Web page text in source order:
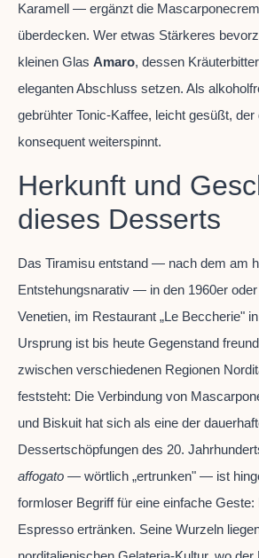
Karamell — ergänzt die
überdecken. Wer etwas Stärkeres
kleinen Glas Amaro, dessen
eleganten Abschluss setzen. Als
gebrühter Tonic-Kaffee, leicht gesüßt,
konsequent weiterspinnt.
Herkunft und
dieses Desserts
Das Tiramisu entstand — nach dem am
Entstehungsnarativ — in den 1960er
Venetien, im Restaurant „Le Beccherie"
Ursprung ist bis heute Gegenstand
zwischen verschiedenen Regionen
feststeht: Die Verbindung von
und Biskuit hat sich als eine der
Dessertschöpfungen des 20.
affogato — wörtlich „ertrunken" — ist
formloser Begriff für eine einfache Geste:
Espresso ertränken. Seine Wurzeln